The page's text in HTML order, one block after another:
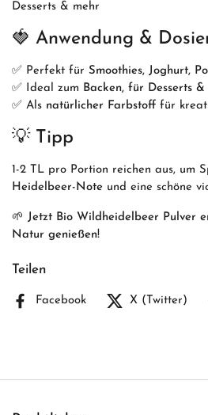
Desserts & mehr
🍓 Anwendung &
✅ Perfekt für Smoothies, Joghurt,
✅ Ideal zum Backen, für Desserts &
✅ Als natürlicher Farbstoff für
💡 Tipp
1-2 TL pro Portion reichen aus, um
Heidelbeer-Note und eine schöne
🌱 Jetzt Bio Wildheidelbeer Pulver
Natur genießen!
Teilen
Facebook X (Twitter)